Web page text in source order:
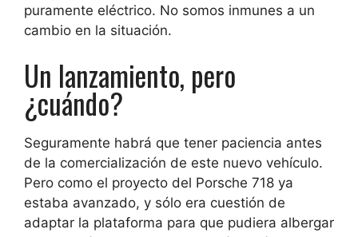
puramente eléctrico. No somos inmunes a un
cambio en la situación.
Un lanzamiento, pero
¿cuándo?
Seguramente habrá que tener paciencia antes
de la comercialización de este nuevo vehículo.
Pero como el proyecto del Porsche 718 ya
estaba avanzado, y sólo era cuestión de
adaptar la plataforma para que pudiera albergar